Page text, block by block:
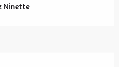
Ninette